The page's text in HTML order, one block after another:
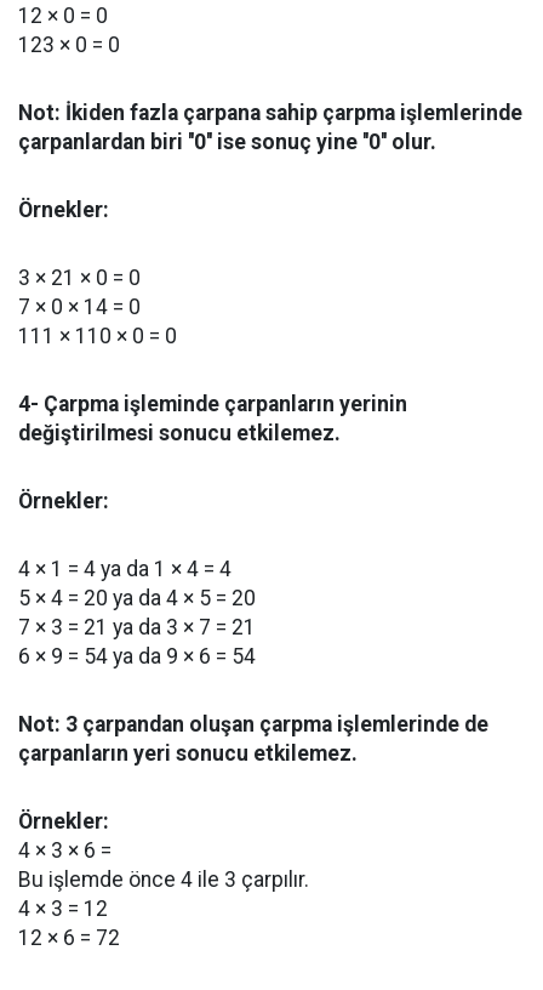
12 × 0 = 0
123 × 0 = 0
Not: İkiden fazla çarpana sahip çarpma işlemlerinde
çarpanlardan biri ''0'' ise sonuç yine ''0'' olur.
Örnekler:
3 × 21 × 0 = 0
7 × 0 × 14 = 0
111 × 110 × 0 = 0
4- Çarpma işleminde çarpanların yerinin
değiştirilmesi sonucu etkilemez.
Örnekler:
4 × 1 = 4 ya da 1 × 4 = 4
5 × 4 = 20 ya da 4 × 5 = 20
7 × 3 = 21 ya da 3 × 7 = 21
6 × 9 = 54 ya da 9 × 6 = 54
Not: 3 çarpandan oluşan çarpma işlemlerinde de
çarpanların yeri sonucu etkilemez.
Örnekler:
4 × 3 × 6 =
Bu işlemde önce 4 ile 3 çarpılır.
4 × 3 = 12
12 × 6 = 72